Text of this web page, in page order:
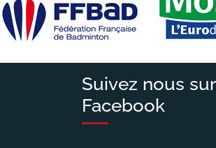
Suivez nous sur
Facebook